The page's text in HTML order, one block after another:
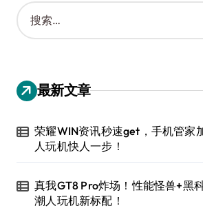
搜
索
：
最新文章
荣耀WIN资讯秒速get，手机管家
人玩机快人一步！
真我GT8 Pro炸场！性能怪兽+黑
潮人玩机新标配！